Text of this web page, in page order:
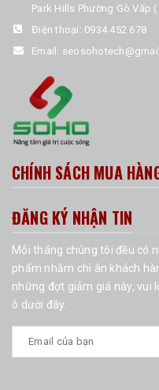
Park Hills Phường Gò Vấp
Điện thoại: 0934 452 678
Email:
CHÍNH SÁCH MUA
ĐĂNG KÝ NHẬN TIN
Mỗi tháng chúng tôi đều có
phẩm nhằm chi ân khách
những đợt giảm giá này, vui
ô dưới đây.